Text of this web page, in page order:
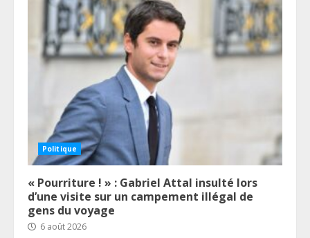
Politique
« Pourriture ! » : Gabriel Attal insulté lors
d’une visite sur un campement illégal de
gens du voyage
6 août 2026